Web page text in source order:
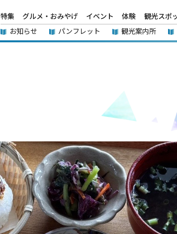
特集 グルメ・おみやげ イベント 体験 観光スポ
お知らせ
パンフレット 観光案内所